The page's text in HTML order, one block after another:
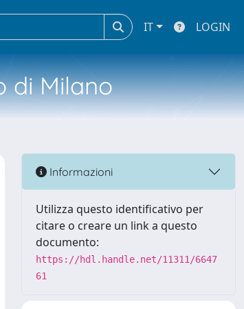
IT LOGIN
di Milano
Informazioni
Utilizza questo identificativo per
citare o creare un link a questo
documento:
https://hdl.handle.net/11311/6647
61